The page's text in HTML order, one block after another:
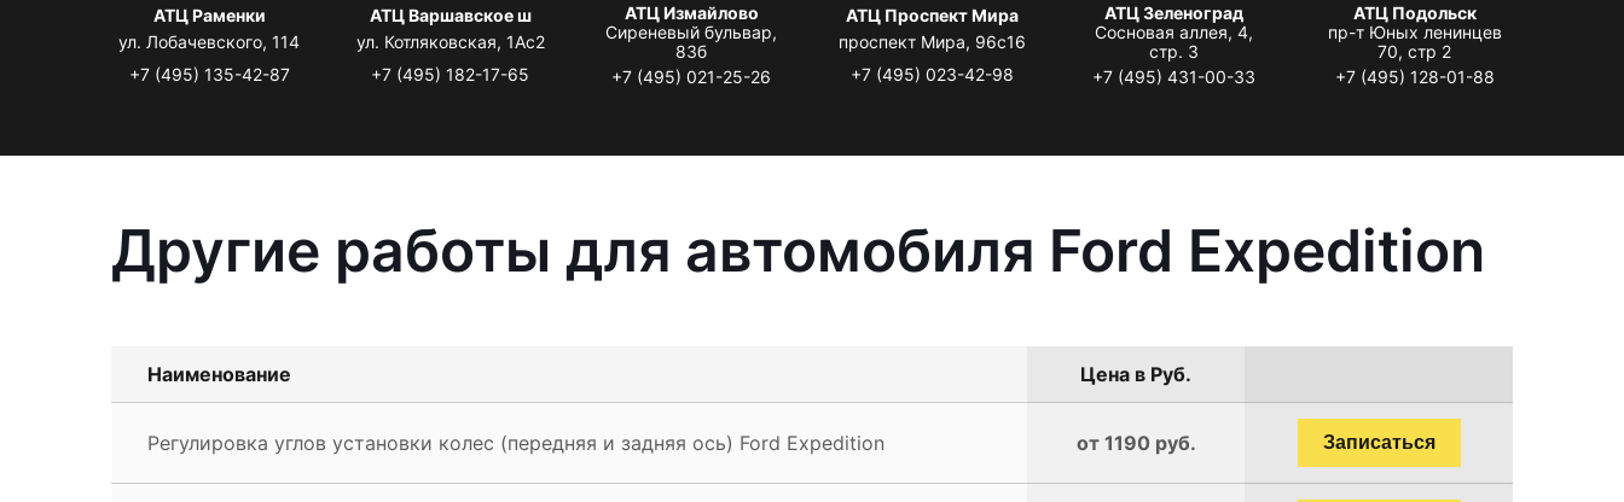
АТЦ Раменки
ул. Лобачевского, 114
+7 (495) 135-42-87
АТЦ Варшавское ш
ул. Котляковская, 1Ас2
+7 (495) 182-17-65
АТЦ Измайлово
Сиреневый бульвар,
83б
+7 (495) 021-25-26
АТЦ Проспект Мира
проспект Мира, 96с16
+7 (495) 023-42-98
АТЦ Зеленоград
Сосновая аллея, 4,
стр. 3
+7 (495) 431-00-33
АТЦ Подольск
пр-т Юных ленинцев
70, стр 2
+7 (495) 128-01-88
Другие работы для автомобиля Ford Expedition
Наименование Цена в Руб.
Регулировка углов установки колес (передняя и задняя ось) Ford Expedition от 1190 руб. Записаться